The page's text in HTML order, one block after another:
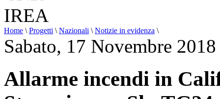
Home \ Progetti \ Nazionali \ Notizie in evidenza \
Sabato, 17 Novembre
Allarme incendi in